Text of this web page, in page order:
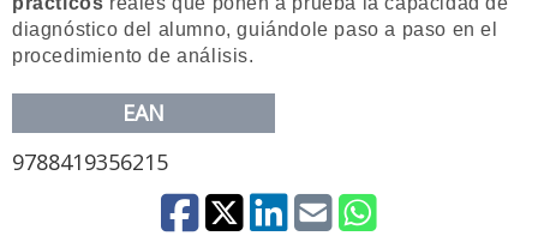
diagnóstico del alumno, guiándole paso a paso en el
procedimiento de análisis.
EAN
9788419356215